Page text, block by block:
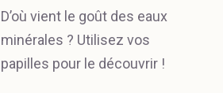
D’où vient le goût des eaux
minérales ? Utilisez vos
papilles pour le découvrir !